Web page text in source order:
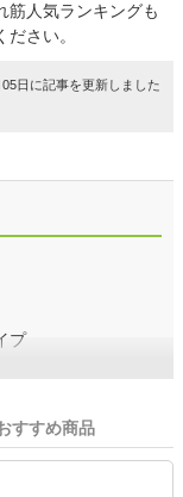
筋人気ランキングも
さい。
日に記事を更新しました
プ
すすめ商品